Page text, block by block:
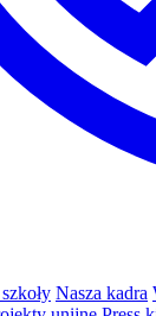
Nasza kadra